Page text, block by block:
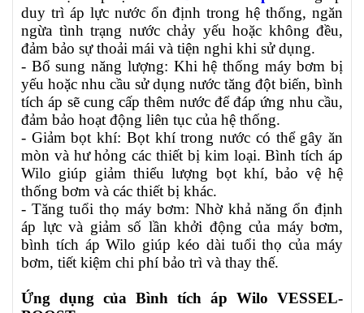
duy trì áp lực nước ổn định trong hệ thống, ngăn
ngừa tình trạng nước chảy yếu hoặc không đều,
đảm bảo sự thoải mái và tiện nghi khi sử dụng.
- Bổ sung năng lượng: Khi hệ thống máy bơm bị
yếu hoặc nhu cầu sử dụng nước tăng đột biến, bình
tích áp sẽ cung cấp thêm nước để đáp ứng nhu cầu,
đảm bảo hoạt động liên tục của hệ thống.
- Giảm bọt khí: Bọt khí trong nước có thể gây ăn
mòn và hư hỏng các thiết bị kim loại. Bình tích áp
Wilo giúp giảm thiểu lượng bọt khí, bảo vệ hệ
thống bơm và các thiết bị khác.
- Tăng tuổi thọ máy bơm: Nhờ khả năng ổn định
áp lực và giảm số lần khởi động của máy bơm,
bình tích áp Wilo giúp kéo dài tuổi thọ của máy
bơm, tiết kiệm chi phí bảo trì và thay thế.
Ứng dụng của Bình tích áp Wilo VESSEL-